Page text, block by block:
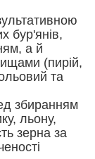
бур'янів,
а й
(пирій,
та
збиранням
льону,
зерна за